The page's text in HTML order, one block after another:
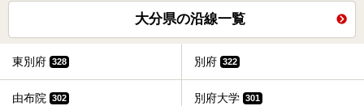
大分県の沿線一覧
東別府 328 別府 322
由布院 302 別府大学 301